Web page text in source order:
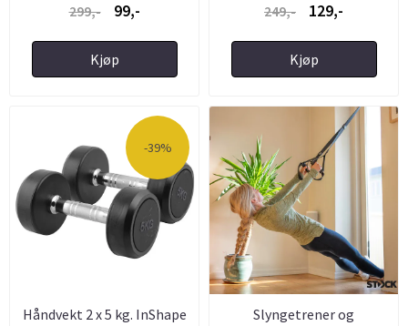
299,- 99,-
Kjøp
249,-
129,-
Kjøp
-39%
Håndvekt 2 x 5 kg. InShape
Slyngetrener og